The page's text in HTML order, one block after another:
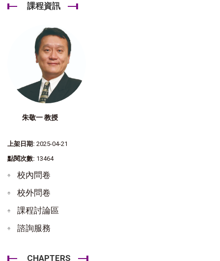
課程資訊
朱敬一 教授
上架日期: 2025-04-21
點閱次數: 13464
校內問卷
校外問卷
課程討論區
諮詢服務
CHAPTERS